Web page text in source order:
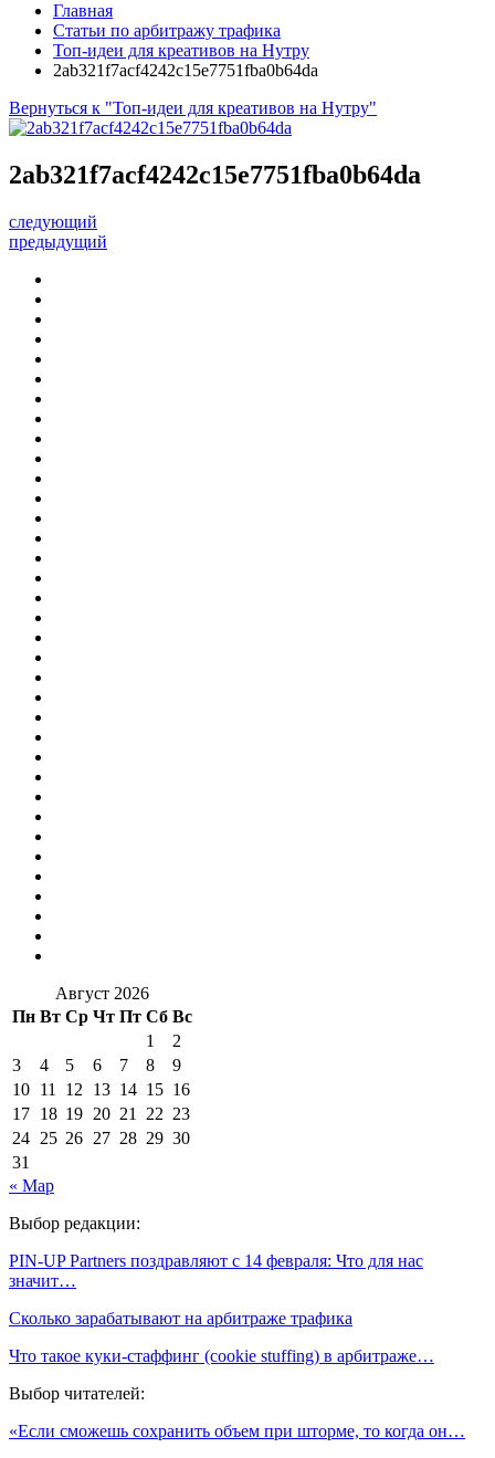
Главная
Статьи по арбитражу трафика
Топ-идеи для креативов на Нутру
2ab321f7acf4242c15e7751fba0b64da
Вернуться к "Топ-идеи для креативов на Нутру"
2ab321f7acf4242c15e7751fba0b64da
следующий
предыдущий
Август 2026
Пн Вт Ср Чт Пт Сб Вс
1
2
3
4 5 6 7 8
9
10 11 12 13 14 15 16
17 18 19 20 21 22 23
24 25 26 27 28 29 30
31
« Мар
Выбор редакции:
PIN-UP Partners поздравляют с 14 февраля: Что для нас
значит…
Сколько зарабатывают на арбитраже трафика
Что такое куки-стаффинг (cookie stuffing) в арбитраже…
Выбор читателей:
«Если сможешь сохранить объем при шторме, то когда он…